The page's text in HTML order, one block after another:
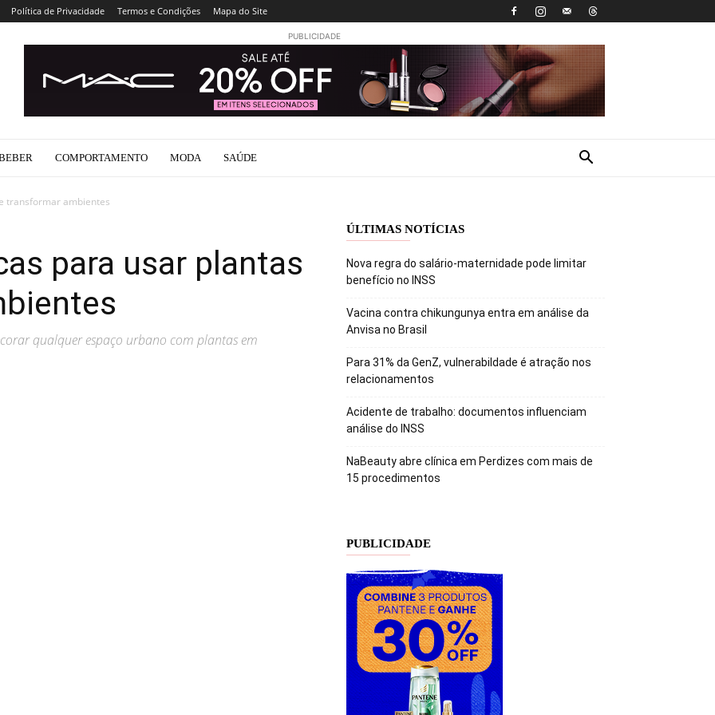
Política de Privacidade Termos e Condições Mapa do Site
PUBLICIDADE
COMPORTAMENTO MODA SAÚDE
transformar ambientes
para usar plantas
qualquer espaço urbano com plantas em
ÚLTIMAS NOTÍCIAS
Nova regra do salário-maternidade pode limitar
benefício no INSS
Vacina contra chikungunya entra em análise da
Anvisa no Brasil
Para 31% da GenZ, vulnerabildade é atração nos
relacionamentos
Acidente de trabalho: documentos influenciam
análise do INSS
NaBeauty abre clínica em Perdizes com mais de
15 procedimentos
PUBLICIDADE